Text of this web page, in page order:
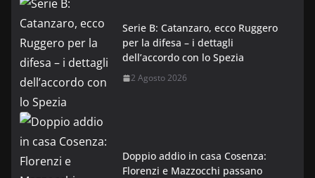
Serie B: Catanzaro, ecco Ruggero
per la difesa – i dettagli
dell’accordo con lo Spezia
2 Agosto 2026
Doppio addio in casa Cosenza:
Florenzi e Mazzocchi passano